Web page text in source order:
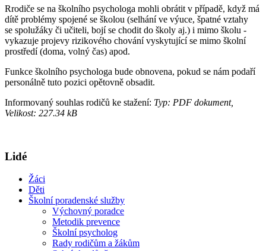
Rrodiče se na školního psychologa mohli obrátit v případě, když má
dítě problémy spojené se školou (selhání ve výuce, špatné vztahy
se spolužáky či učiteli, bojí se chodit do školy aj.) i mimo školu -
vykazuje projevy rizikového chování vyskytující se mimo školní
prostředí (doma, volný čas) apod.
Funkce školního psychologa bude obnovena, pokud se nám podaří
personálně tuto pozici opětovně obsadit.
Informovaný souhlas rodičů ke stažení: Typ: PDF dokument,
Velikost: 227.34 kB
Lidé
Žáci
Děti
Školní poradenské služby
Výchovný poradce
Metodik prevence
Školní psycholog
Rady rodičům a žákům